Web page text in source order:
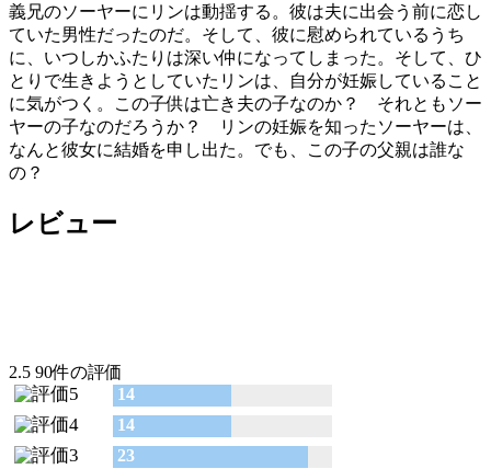
義兄のソーヤーにリンは動揺する。彼は夫に出会う前に恋し
ていた男性だったのだ。そして、彼に慰められているうち
に、いつしかふたりは深い仲になってしまった。そして、ひ
とりで生きようとしていたリンは、自分が妊娠していること
に気がつく。この子供は亡き夫の子なのか？ それともソー
ヤーの子なのだろうか？ リンの妊娠を知ったソーヤーは、
なんと彼女に結婚を申し出た。でも、この子の父親は誰な
の？
レビュー
2.5 90件の評価
14
14
23